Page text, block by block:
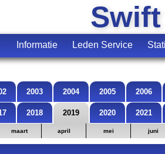
Informatie Leden Service
2003 2004 2005 2006
2018 2019 2020 2021
maart april mei juni